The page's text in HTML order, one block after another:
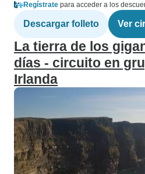
Regístrate para acceder a los
Descargar folleto Ver
La tierra de los
días - circuito en
Irlanda